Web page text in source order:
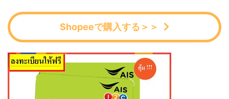
Shopeeで購入する＞＞